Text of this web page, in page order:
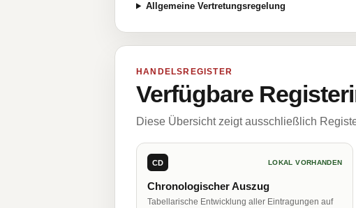
Allgemeine Vertretungsregelung
HANDELSREGISTER
Verfügbare
Diese Übersicht zeigt ausschließlich
CD LOKAL VORHANDEN
Chronologischer Auszug
Tabellarische Entwicklung aller Eintragungen auf